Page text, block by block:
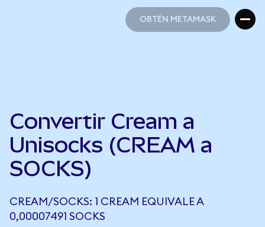
OBTÉN METAMASK
Convertir Cream a
Unisocks (CREAM a
SOCKS)
CREAM/SOCKS: 1 CREAM EQUIVALE A
0,00007491 SOCKS